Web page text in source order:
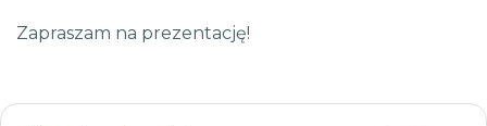
Zapraszam na prezentację!